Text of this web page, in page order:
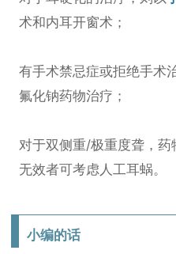
术和内耳开窗术；
有手术禁忌症或拒绝手术
氟化钠药物治疗；
对于双侧重/极重度聋，
无效者可考虑人工耳蜗。
小编的话